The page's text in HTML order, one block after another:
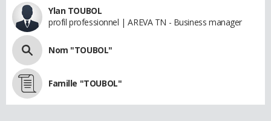
Ylan TOUBOL
profil professionnel | AREVA TN - Business manager
Nom "TOUBOL"
Famille "TOUBOL"